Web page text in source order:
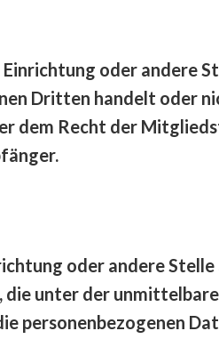
oder andere
Dritten handelt oder
dem Recht der
oder andere
unter der
personenbezogenen